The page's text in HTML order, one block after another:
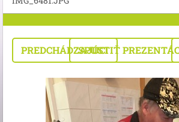
PREDCHÁDZAJÚCI
SPUSTIŤ